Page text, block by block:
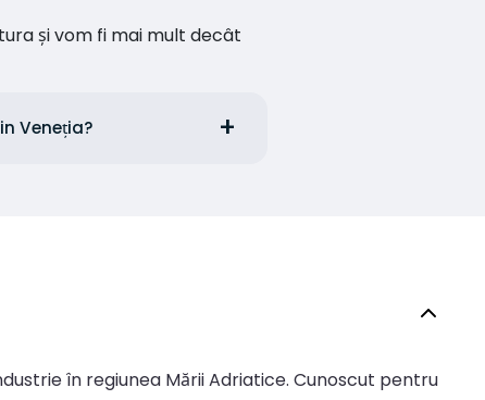
și vom fi mai mult decât
Veneția?
în regiunea Mării Adriatice. Cunoscut pentru